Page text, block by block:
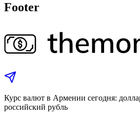
Footer
Курс валют в Армении сегодня:
российский рубль